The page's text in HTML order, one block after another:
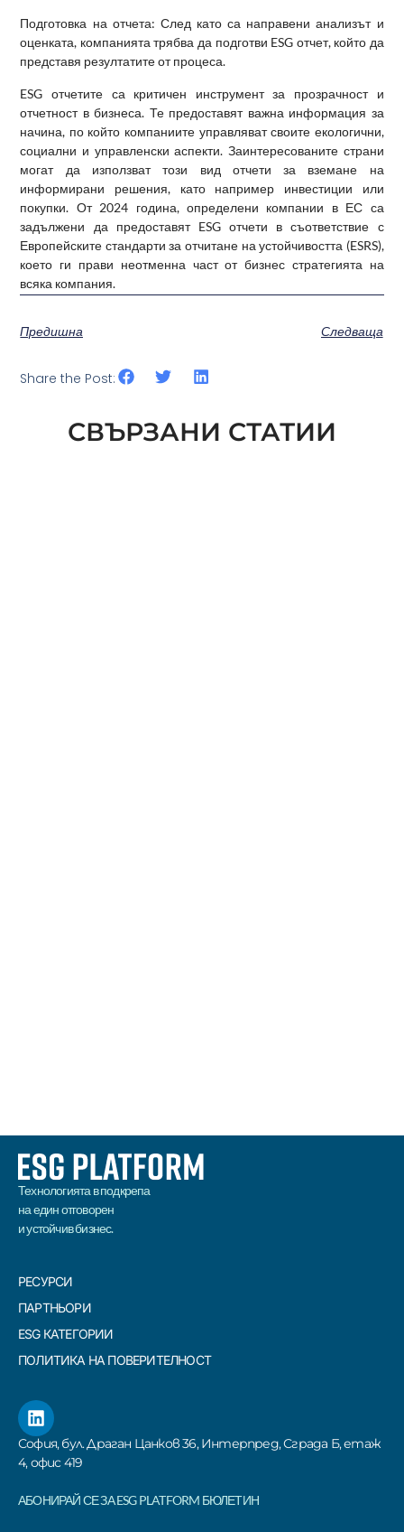
Подготовка на отчета: След като са направени анализът и
оценката, компанията трябва да подготви ESG отчет, който да
представя резултатите от процеса.
ESG отчетите са критичен инструмент за прозрачност и
отчетност в бизнеса. Те предоставят важна информация за
начина, по който компаниите управляват своите екологични,
социални и управленски аспекти. Заинтересованите страни
могат да използват този вид отчети за вземане на
информирани решения, като например инвестиции или
покупки. От 2024 година, определени компании в ЕС са
задължени да предоставят ESG отчети в съответствие с
Европейските стандарти за отчитане на устойчивостта (ESRS),
което ги прави неотменна част от бизнес стратегията на
всяка компания.
Предишна Следваща
Share the Post:
СВЪРЗАНИ СТАТИИ
Технологията в подкрепа
на един отговорен
и устойчив бизнес.
РЕСУРСИ
ПАРТНЬОРИ
ESG КАТЕГОРИИ
ПОЛИТИКА НА ПОВЕРИТЕЛНОСТ
София, бул. Драган Цанков 36, Интерпред, Сграда Б, етаж
4, офис 419
АБОНИРАЙ СЕ ЗА ESG PLATFORM БЮЛЕТИН